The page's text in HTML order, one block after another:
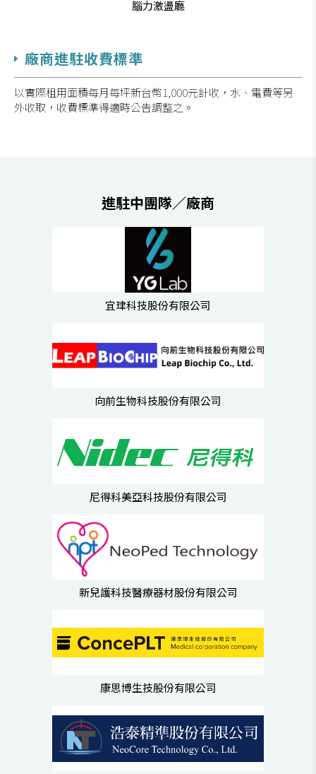
腦力激盪廳
廠商進駐收費標準
以實際租用面積每月每坪新台幣1,000元計收，水、電費等另
外收取，收費標準得適時公告調整之。
進駐中團隊／廠商
宜珒科技股份有限公司
向前生物科技股份有限公司
尼得科美亞科技股份有限公司
新兒護科技醫療器材股份有限公司
康思博生技股份有限公司